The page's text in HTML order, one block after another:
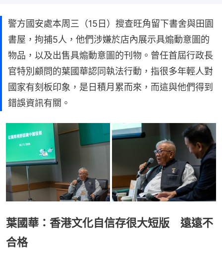
警方國安處本周三（15日）搜查旺角留下書舍與田園
書屋，拘捕5人，他們涉嫌於店內展示具煽動意圖的
物品，以及出售具煽動意圖的刊物。曾任首屆行政長
官特別顧問的葉國華認同執法行動，指很多年輕人對
國家有刻板印象，是日積月累而來，而這與他們得到
錯誤資訊有關。
葉國華：香港文化自信存很大短版 遠遠不
合格